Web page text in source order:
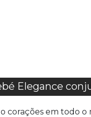
Elegance
em todo o